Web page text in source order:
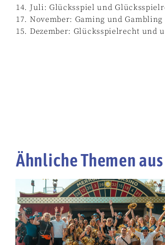
14. Juli: Glücksspiel und
17. November: Gaming und Gambling
15. Dezember: Glücksspielrecht und
Ähnliche Themen